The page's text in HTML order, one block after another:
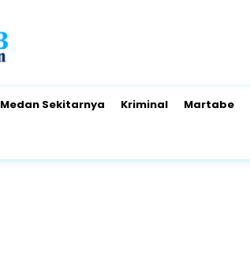
Medan Sekitarnya Kriminal Martabe